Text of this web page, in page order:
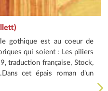
gothique est au coeur de
qui soient : Les piliers
traduction française, Stock,
cet épais roman d'un